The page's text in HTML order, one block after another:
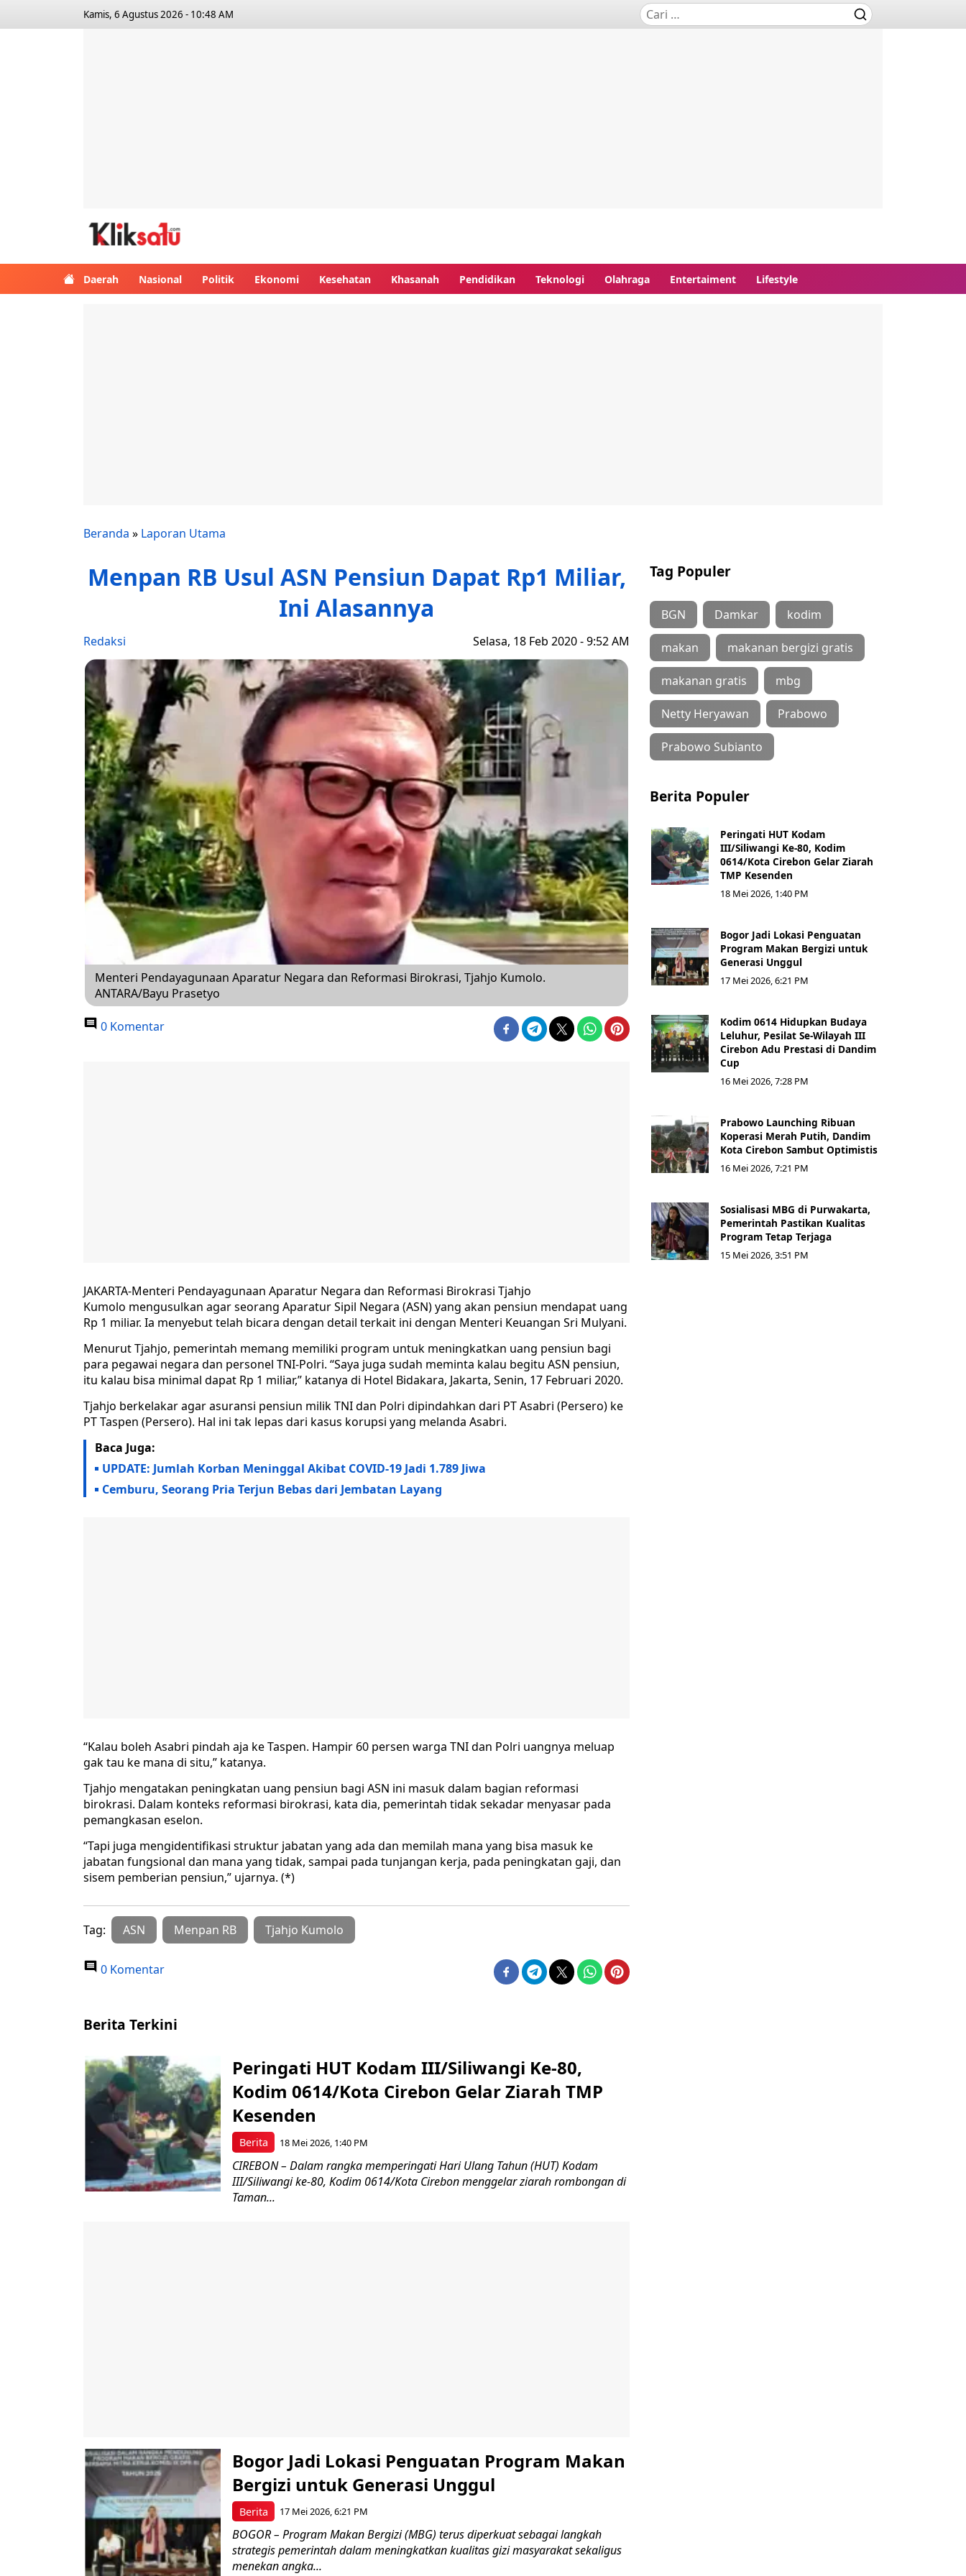
Kamis, 6 Agustus 2026 - 10:48 AM
Daerah Nasional Politik Ekonomi Kesehatan Khasanah Pendidikan Teknologi Olahraga Entertaiment Lifestyle
Beranda » Laporan Utama
Menpan RB Usul ASN Pensiun Dapat Rp1 Miliar,
Ini Alasannya
Redaksi Selasa, 18 Feb 2020 - 9:52 AM
Menteri Pendayagunaan Aparatur Negara dan Reformasi Birokrasi, Tjahjo Kumolo.
ANTARA/Bayu Prasetyo
0 Komentar
JAKARTA-Menteri Pendayagunaan Aparatur Negara dan Reformasi Birokrasi Tjahjo
Kumolo mengusulkan agar seorang Aparatur Sipil Negara (ASN) yang akan pensiun mendapat uang
Rp 1 miliar. Ia menyebut telah bicara dengan detail terkait ini dengan Menteri Keuangan Sri Mulyani.
Menurut Tjahjo, pemerintah memang memiliki program untuk meningkatkan uang pensiun bagi
para pegawai negara dan personel TNI-Polri. “Saya juga sudah meminta kalau begitu ASN pensiun,
itu kalau bisa minimal dapat Rp 1 miliar,” katanya di Hotel Bidakara, Jakarta, Senin, 17 Februari 2020.
Tjahjo berkelakar agar asuransi pensiun milik TNI dan Polri dipindahkan dari PT Asabri (Persero) ke
PT Taspen (Persero). Hal ini tak lepas dari kasus korupsi yang melanda Asabri.
Baca Juga:
UPDATE: Jumlah Korban Meninggal Akibat COVID-19 Jadi 1.789 Jiwa
Cemburu, Seorang Pria Terjun Bebas dari Jembatan Layang
“Kalau boleh Asabri pindah aja ke Taspen. Hampir 60 persen warga TNI dan Polri uangnya meluap
gak tau ke mana di situ,” katanya.
Tjahjo mengatakan peningkatan uang pensiun bagi ASN ini masuk dalam bagian reformasi
birokrasi. Dalam konteks reformasi birokrasi, kata dia, pemerintah tidak sekadar menyasar pada
pemangkasan eselon.
“Tapi juga mengidentifikasi struktur jabatan yang ada dan memilah mana yang bisa masuk ke
jabatan fungsional dan mana yang tidak, sampai pada tunjangan kerja, pada peningkatan gaji, dan
sisem pemberian pensiun,” ujarnya. (*)
Tag: ASN Menpan RB Tjahjo Kumolo
0 Komentar
Tag Populer
BGN Damkar kodim
makan makanan bergizi gratis
makanan gratis mbg
Netty Heryawan Prabowo
Prabowo Subianto
Berita Populer
Peringati HUT Kodam
III/Siliwangi Ke-80, Kodim
0614/Kota Cirebon Gelar Ziarah
TMP Kesenden
18 Mei 2026, 1:40 PM
Bogor Jadi Lokasi Penguatan
Program Makan Bergizi untuk
Generasi Unggul
17 Mei 2026, 6:21 PM
Kodim 0614 Hidupkan Budaya
Leluhur, Pesilat Se-Wilayah III
Cirebon Adu Prestasi di Dandim
Cup
16 Mei 2026, 7:28 PM
Prabowo Launching Ribuan
Koperasi Merah Putih, Dandim
Kota Cirebon Sambut Optimistis
16 Mei 2026, 7:21 PM
Sosialisasi MBG di Purwakarta,
Pemerintah Pastikan Kualitas
Program Tetap Terjaga
15 Mei 2026, 3:51 PM
Berita Terkini
Berita
Peringati HUT Kodam III/Siliwangi Ke-80,
Kodim 0614/Kota Cirebon Gelar Ziarah TMP
Kesenden
18 Mei 2026, 1:40 PM
CIREBON – Dalam rangka memperingati Hari Ulang Tahun (HUT) Kodam
III/Siliwangi ke-80, Kodim 0614/Kota Cirebon menggelar ziarah rombongan di
Taman...
Berita
Bogor Jadi Lokasi Penguatan Program Makan
Bergizi untuk Generasi Unggul
17 Mei 2026, 6:21 PM
BOGOR – Program Makan Bergizi (MBG) terus diperkuat sebagai langkah
strategis pemerintah dalam meningkatkan kualitas gizi masyarakat sekaligus
menekan angka...